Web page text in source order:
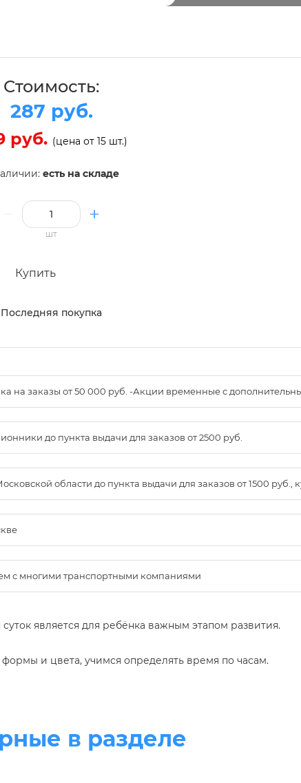
Стоимость:
287 руб.
руб. (цена от 15 шт.)
есть на складе
шт
Купить
Последняя покупка
на заказы от 50 000 руб. -Акции временные с
до пункта выдачи для заказов от 2500 руб.
области до пункта выдачи для заказов от 1500 руб.,
с многими транспортными компаниями
является для ребёнка важным этапом развития.
и цвета, учимся определять время по часам.
в разделе